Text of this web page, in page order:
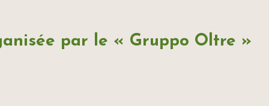
par le « Gruppo Oltre »